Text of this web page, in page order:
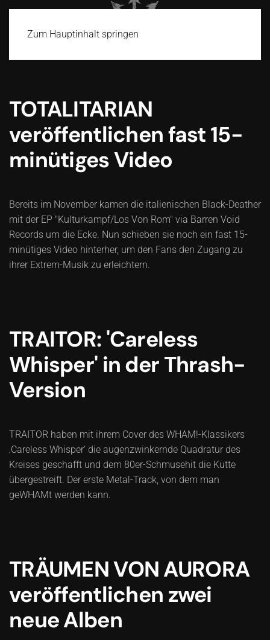
Zum Hauptinhalt springen
TOTALITARIAN
veröffentlichen fast 15-
minütiges Video
Bereits im November kamen die italienischen Black-Deather
mit der EP "Kulturkampf/Los Von Rom" via Barren Void
Records um die Ecke. Nun schieben sie noch ein fast 15-
minütiges Video hinterher, um den Fans den Zugang zu
ihrer Extrem-Musik zu erleichtern.
TRAITOR: 'Careless
Whisper' in der Thrash-
Version
TRAITOR haben mit ihrem Cover des WHAM!-Klassikers
‚Careless Whisper‘ die augenzwinkernde Quadratur des
Kreises geschafft und dem 80er-Schmusehit die Kutte
übergestreift. Der erste Metal-Track, von dem man
geWHAMt werden kann.
TRÄUMEN VON AURORA
veröffentlichen zwei
neue Alben